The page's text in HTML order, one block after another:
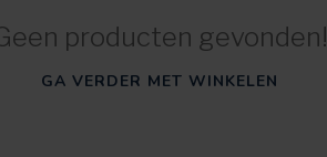
producten gevonden!
GA VERDER MET WINKELEN